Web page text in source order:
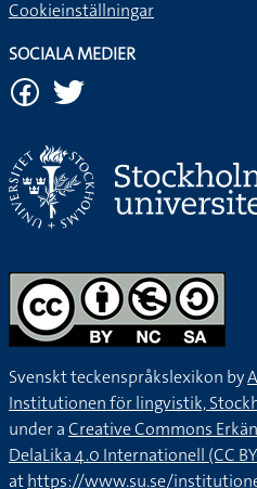
Cookieinställningar
SOCIALA MEDIER
Svenskt teckenspråkslexikon by
Institutionen för lingvistik,
under aCreative Commons
DelaLika 4.0 Internationell (CC
athttps://www.su.se/